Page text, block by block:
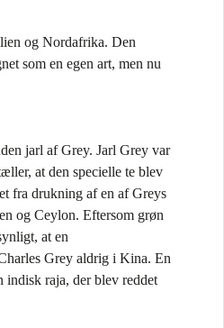
og Nordafrika. Den
som en egen art, men nu
jarl af Grey. Jarl Grey var
at den specielle te blev
fra drukning af en af Greys
og Ceylon. Eftersom grøn
at en
Grey aldrig i Kina. En
indisk raja, der blev reddet